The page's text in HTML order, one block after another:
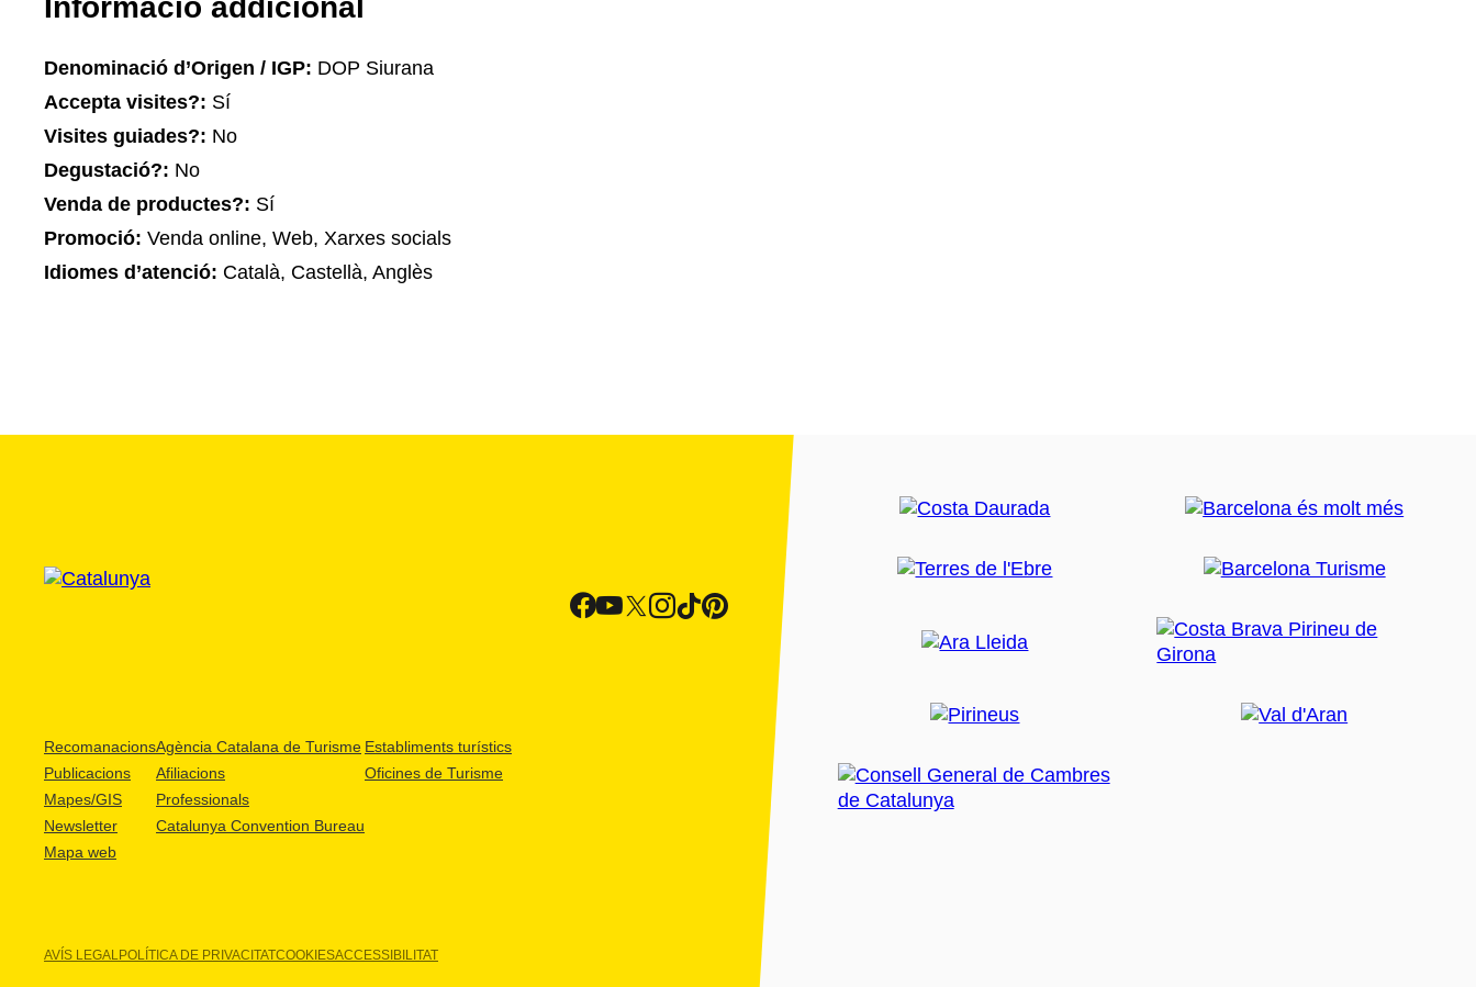
Informació addicional
Denominació d’Origen / IGP: DOP Siurana
Accepta visites?: Sí
Visites guiades?: No
Degustació?: No
Venda de productes?: Sí
Promoció: Venda online, Web, Xarxes socials
Idiomes d’atenció: Català, Castellà, Anglès
Recomanacions
Publicacions
Mapes/GIS
Newsletter
Mapa web
Agència Catalana de Turisme
Afiliacions
Professionals
Catalunya Convention Bureau
Establiments turístics
Oficines de Turisme
AVÍS LEGALPOLÍTICA DE PRIVACITATCOOKIESACCESSIBILITAT